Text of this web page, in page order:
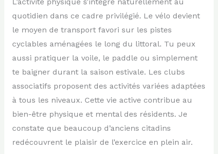
quotidien dans ce cadre privilégié. Le vélo devient
le moyen de transport favori sur les pistes
cyclables aménagées le long du littoral. Tu peux
aussi pratiquer la voile, le paddle ou simplement
te baigner durant la saison estivale. Les clubs
associatifs proposent des activités variées adaptées
à tous les niveaux. Cette vie active contribue au
bien-être physique et mental des résidents. Je
constate que beaucoup d’anciens citadins
redécouvrent le plaisir de l’exercice en plein air.